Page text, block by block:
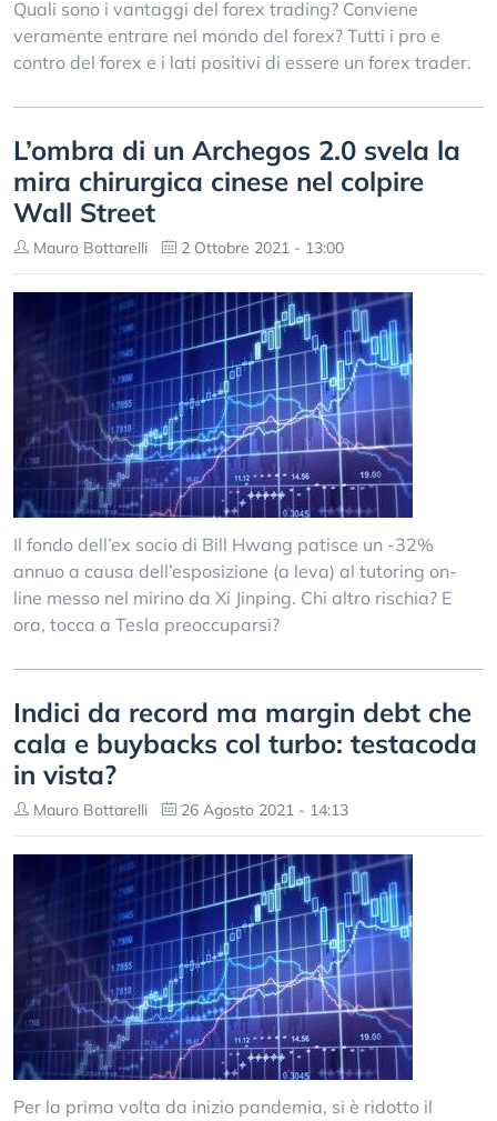
Quali sono i vantaggi del forex trading? Conviene
veramente entrare nel mondo del forex? Tutti i pro e
contro del forex e i lati positivi di essere un forex trader.
L’ombra di un Archegos 2.0 svela la
mira chirurgica cinese nel colpire
Wall Street
Mauro Bottarelli 2 Ottobre 2021 - 13:00
Il fondo dell’ex socio di Bill Hwang patisce un -32%
annuo a causa dell’esposizione (a leva) al tutoring on-
line messo nel mirino da Xi Jinping. Chi altro rischia? E
ora, tocca a Tesla preoccuparsi?
Indici da record ma margin debt che
cala e buybacks col turbo: testacoda
in vista?
Mauro Bottarelli 26 Agosto 2021 - 14:13
Per la prima volta da inizio pandemia, si è ridotto il